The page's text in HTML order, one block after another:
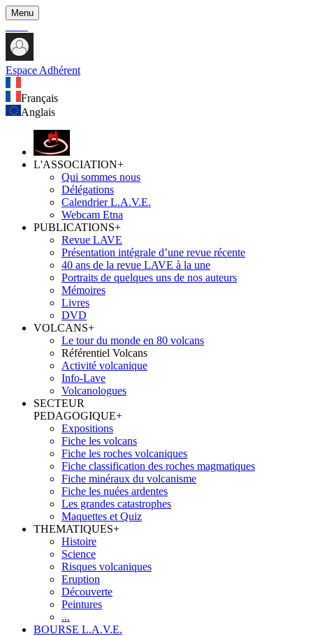
Menu
Espace Adhérent
Français
Anglais
L'ASSOCIATION+
Qui sommes nous
Délégations
Calendrier L.A.V.E.
Webcam Etna
PUBLICATIONS+
Revue LAVE
Présentation intégrale d’une revue récente
40 ans de la revue LAVE à la une
Portraits de quelques uns de nos auteurs
Mémoires
Livres
DVD
VOLCANS+
Le tour du monde en 80 volcans
Référentiel Volcans
Activité volcanique
Info-Lave
Volcanologues
SECTEUR
PEDAGOGIQUE+
Expositions
Fiche les volcans
Fiche les roches volcaniques
Fiche classification des roches magmatiques
Fiche minéraux du volcanisme
Fiche les nuées ardentes
Les grandes catastrophes
Maquettes et Quiz
THEMATIQUES+
Histoire
Science
Risques volcaniques
Eruption
Découverte
Peintures
...
BOURSE L.A.V.E.